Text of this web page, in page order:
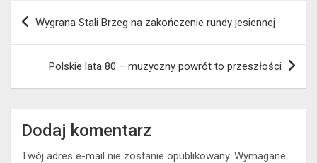
Nawigacja
wpisu
Wygrana Stali Brzeg na zakończenie rundy jesiennej
Polskie lata 80 – muzyczny powrót to przeszłości
Dodaj komentarz
Twój adres e-mail nie zostanie opublikowany. Wymagane